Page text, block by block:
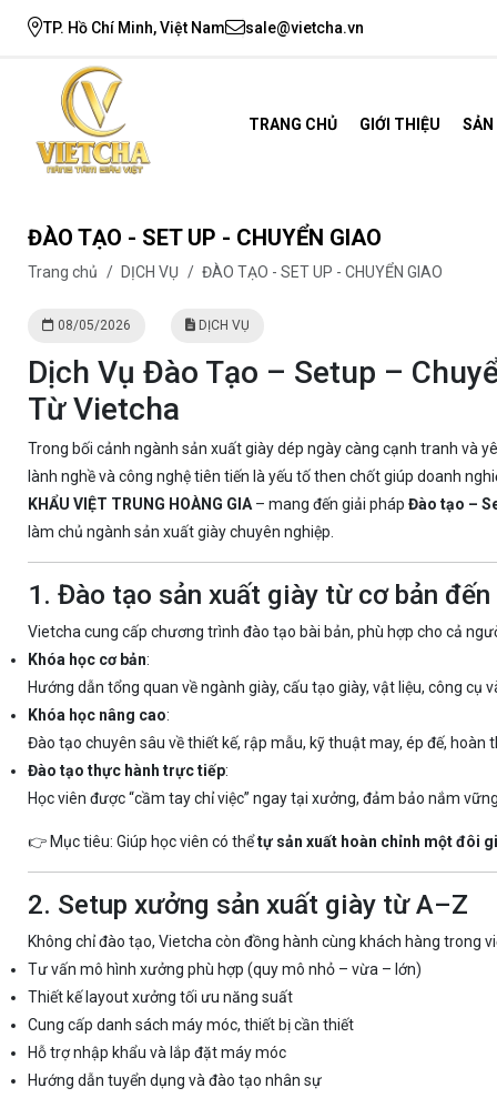
TP. Hồ Chí Minh, Việt Nam sale@vietcha.vn
TRANG CHỦ GIỚI THIỆU
ĐÀO TẠO - SET UP - CHUYỂN GIAO
Trang chủ / DỊCH VỤ / ĐÀO TẠO - SET UP - CHUYỂN GIAO
08/05/2026 DỊCH VỤ
Dịch Vụ Đào Tạo – Setup –
Từ Vietcha
Trong bối cảnh ngành sản xuất giày dép ngày càng cạnh tranh và
lành nghề và công nghệ tiên tiến là yếu tố then chốt giúp doanh
KHẨU VIỆT TRUNG HOÀNG GIA – mang đến giải pháp Đào tạo –
làm chủ ngành sản xuất giày chuyên nghiệp.
1. Đào tạo sản xuất giày từ cơ bản đến
Vietcha cung cấp chương trình đào tạo bài bản, phù hợp cho cả
Khóa học cơ bản:
Hướng dẫn tổng quan về ngành giày, cấu tạo giày, vật liệu, công cụ
Khóa học nâng cao:
Đào tạo chuyên sâu về thiết kế, rập mẫu, kỹ thuật may, ép đế,
Đào tạo thực hành trực tiếp:
Học viên được “cầm tay chỉ việc” ngay tại xưởng, đảm bảo nắm
👉 Mục tiêu: Giúp học viên có thểtự sản xuất hoàn chỉnh một đôi
2. Setup xưởng sản xuất giày từ A–Z
Không chỉ đào tạo, Vietcha còn đồng hành cùng khách hàng trong
Tư vấn mô hình xưởng phù hợp (quy mô nhỏ – vừa – lớn)
Thiết kế layout xưởng tối ưu năng suất
Cung cấp danh sách máy móc, thiết bị cần thiết
Hỗ trợ nhập khẩu và lắp đặt máy móc
Hướng dẫn tuyển dụng và đào tạo nhân sự